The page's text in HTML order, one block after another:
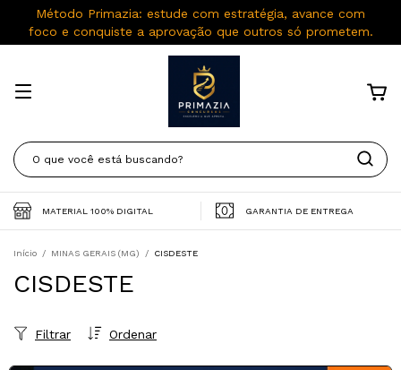
Método Primazia: estude com estratégia, avance com
foco e conquiste a aprovação que outros só prometem.
MATERIAL 100% DIGITAL GARANTIA DE ENTREGA
Início / MINAS GERAIS (MG) / CISDESTE
CISDESTE
Ordenar
Filtrar